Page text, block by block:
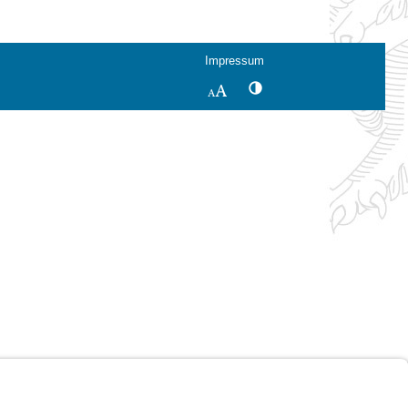
Impressum
SchriftgrößeKontrastwechsel